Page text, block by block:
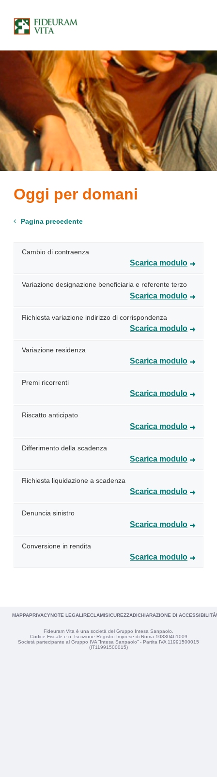
Oggi per domani
Pagina precedente
Cambio di contraenza
Scarica modulo
Variazione designazione beneficiaria e referente terzo
Scarica modulo
Richiesta variazione indirizzo di corrispondenza
Scarica modulo
Variazione residenza
Scarica modulo
Premi ricorrenti
Scarica modulo
Riscatto anticipato
Scarica modulo
Differimento della scadenza
Scarica modulo
Richiesta liquidazione a scadenza
Scarica modulo
Denuncia sinistro
Scarica modulo
Conversione in rendita
Scarica modulo
MAPPAPRIVACYNOTE LEGALIRECLAMISICUREZZADICHIARAZIONE DI ACCESSIBILITÀ
Fideuram Vita è una società del Gruppo Intesa Sanpaolo.
Codice Fiscale e n. Iscrizione Registro Imprese di Roma 10830461009
Società partecipante al Gruppo IVA “Intesa Sanpaolo” - Partita IVA 11991500015
(IT11991500015)